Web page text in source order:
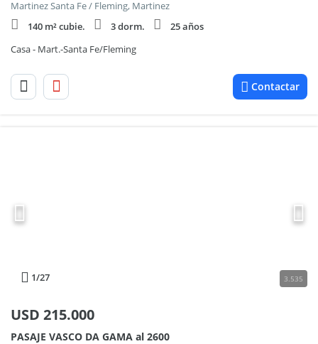
Martinez Santa Fe / Fleming, Martinez
140 m² cubie.
3 dorm.
25 años
Casa - Mart.-Santa Fe/Fleming
Contactar
1/27 3.535
USD 215.000
PASAJE VASCO DA GAMA al 2600